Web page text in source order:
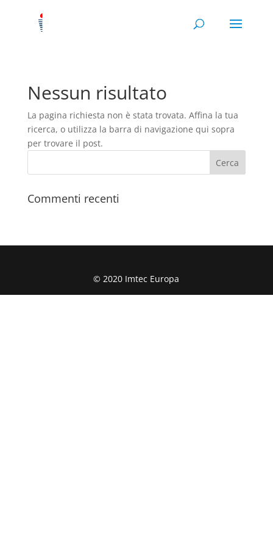
Nessun risultato
La pagina richiesta non è stata trovata. Affina la tua
ricerca, o utilizza la barra di navigazione qui sopra
per trovare il post.
Commenti recenti
© 2020 Imtec Europa